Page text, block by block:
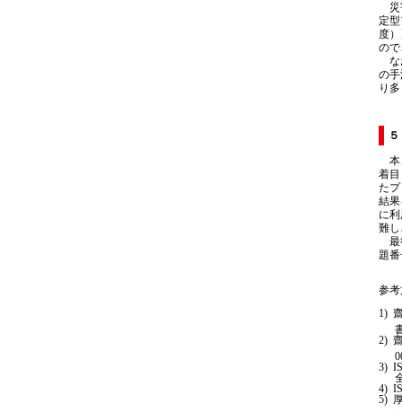
災
定
度
の
な
の
り
本
着
た
結
に
難
最
題
参